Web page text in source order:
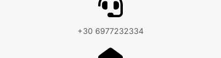
+30 6977232334